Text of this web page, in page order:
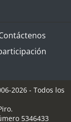
2026 - Todos los
5346433